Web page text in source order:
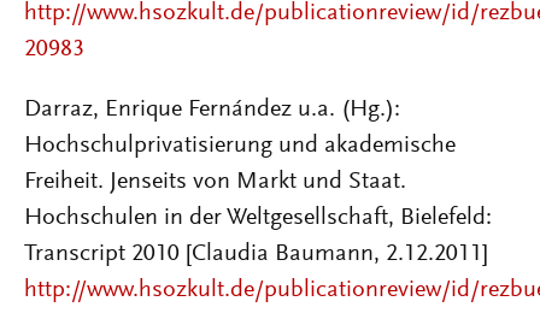
http://www.hsozkult.de/publicationreview/id/
20983
Darraz, Enrique Fernández u.a. (Hg.):
Hochschulprivatisierung und akademische
Freiheit. Jenseits von Markt und Staat.
Hochschulen in der Weltgesellschaft, Bielefeld:
Transcript 2010 [Claudia Baumann, 2.12.2011]
http://www.hsozkult.de/publicationreview/id/